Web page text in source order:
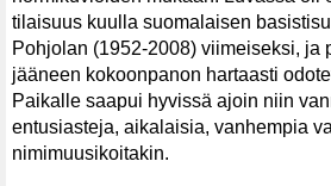
tilaisuus kuulla suomalaisen
Pohjolan (1952-2008) viimeiseksi, ja
jääneen kokoonpanon hartaasti
Paikalle saapui hyvissä ajoin niin
entusiasteja, aikalaisia, vanhempia
nimimuusikoitakin.